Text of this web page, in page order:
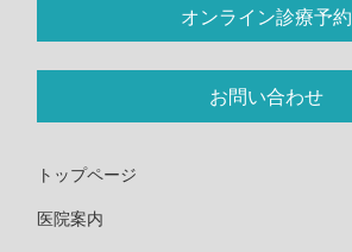
オンライン診療予約
お問い合わせ
トップページ
医院案内